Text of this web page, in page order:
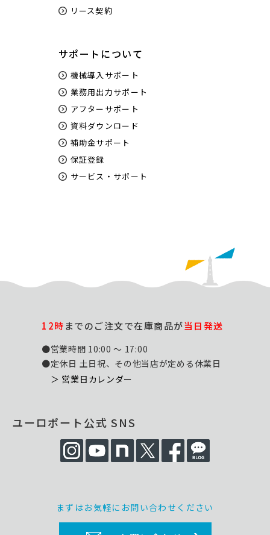
リース契約
サポートについて
機械導入サポート
業務用出力サポート
アフターサポート
資料ダウンロード
補助金サポート
保証登録
サービス・サポート
12時までのご注文で在庫商品が当日発送
●営業時間 10:00 ～ 17:00
●定休日 土日祝、その他当店が定める休業日
＞ 営業日カレンダー
ユーロポート公式 SNS
まずはお気軽にお問い合わせください